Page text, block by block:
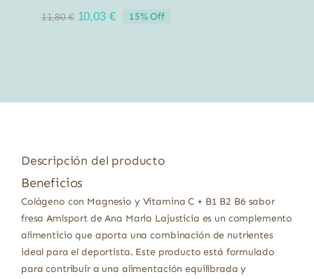
11,80€ El
10,03 €El
15% Off
Descripción del producto
Beneficios
Colágeno con Magnesio y Vitamina C + B1 B2 B6 sabor
fresa Amlsport de Ana Maria Lajusticia es un complemento
alimenticio que aporta una combinación de nutrientes
ideal para el deportista. Este producto está formulado
para contribuir a una alimentación equilibrada y